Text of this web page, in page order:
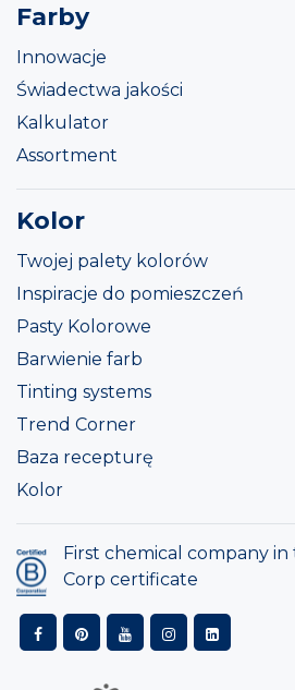
Farby
Innowacje
Świadectwa jakości
Kalkulator
Assortment
Kolor
Twojej palety kolorów
Inspiracje do pomieszczeń
Pasty Kolorowe
Barwienie farb
Tinting systems
Trend Corner
Baza recepturę
Kolor
First chemical company
Corp certificate